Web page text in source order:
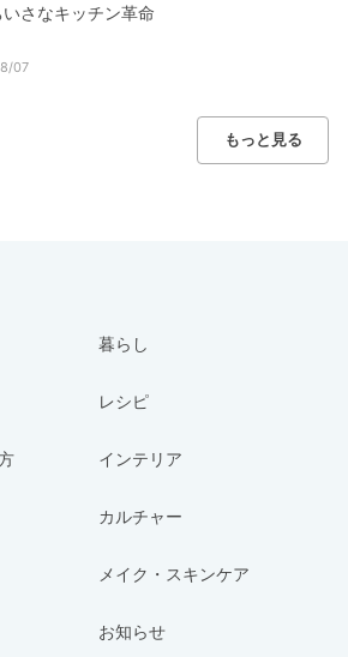
さなキッチン革命
07
もっと見る
暮らし
レシピ
インテリア
カルチャー
メイク・スキンケア
お知らせ